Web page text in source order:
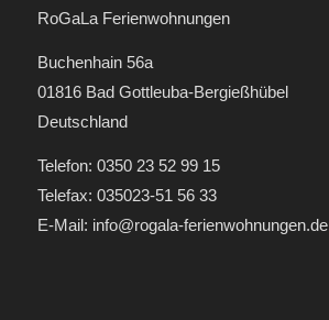
RoGaLa Ferienwohnungen
Buchenhain 56a
01816 Bad Gottleuba-Bergießhübel
Deutschland
Telefon: 0350 23 52 99 15
Telefax: 035023-51 56 33
E-Mail: info@rogala-ferienwohnungen.de